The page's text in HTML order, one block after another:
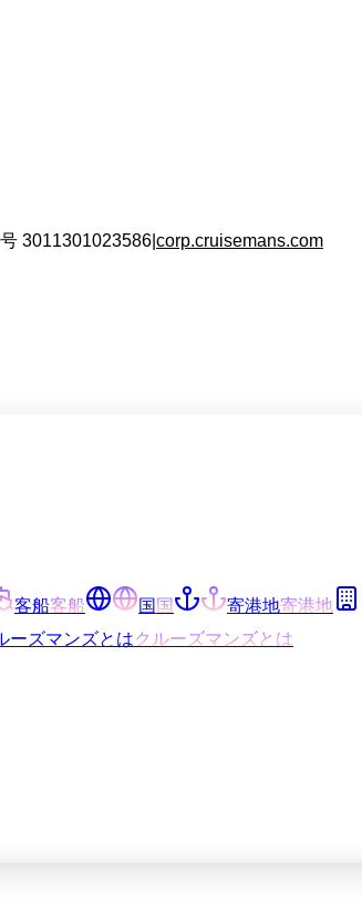
3011301023586 corp.cruisemans.com
客船客船 国国 寄港地寄港地
ーズマンズとはクルーズマンズとは